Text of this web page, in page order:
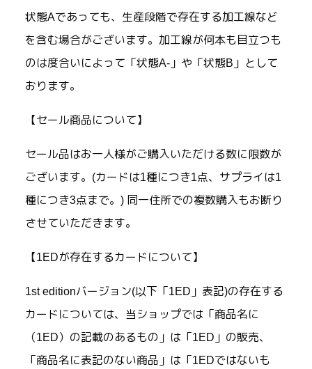
状態Aであっても、生産段階で存在する加工線など
を含む場合がございます。加工線が何本も目立つも
のは度合いによって「状態A-」や「状態B」として
おります。
【セール商品について】
セール品はお一人様がご購入いただける数に限数が
ございます。(カードは1種につき1点、サプライは1
種につき3点まで。) 同一住所での複数購入もお断り
させていただきます。
【1EDが存在するカードについて】
1st editionバージョン(以下「1ED」表記)の存在する
カードについては、当ショップでは「商品名に
（1ED）の記載のあるもの」は「1ED」の販売、
「商品名に表記のない商品」は「1EDではないも